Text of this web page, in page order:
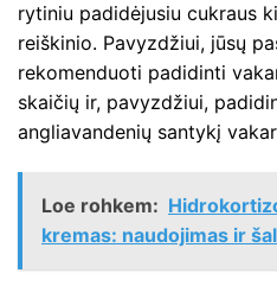
rytiniu padidėjusiu cukraus
reiškinio. Pavyzdžiui, jūsų
rekomenduoti padidinti
skaičių ir, pavyzdžiui,
angliavandenių santykį
Loe rohkem:
kremas: naudojimas ir